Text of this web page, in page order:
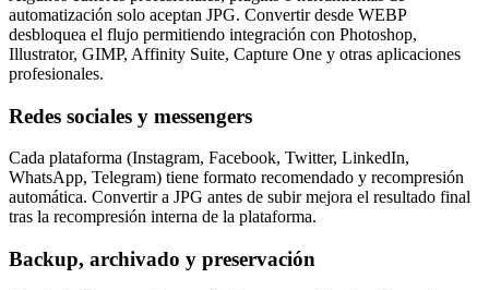
automatización solo aceptan JPG. Convertir desde WEBP
desbloquea el flujo permitiendo integración con Photoshop,
Illustrator, GIMP, Affinity Suite, Capture One y otras aplicaciones
profesionales.
Redes sociales y messengers
Cada plataforma (Instagram, Facebook, Twitter, LinkedIn,
WhatsApp, Telegram) tiene formato recomendado y recompresión
automática. Convertir a JPG antes de subir mejora el resultado final
tras la recompresión interna de la plataforma.
Backup, archivado y preservación